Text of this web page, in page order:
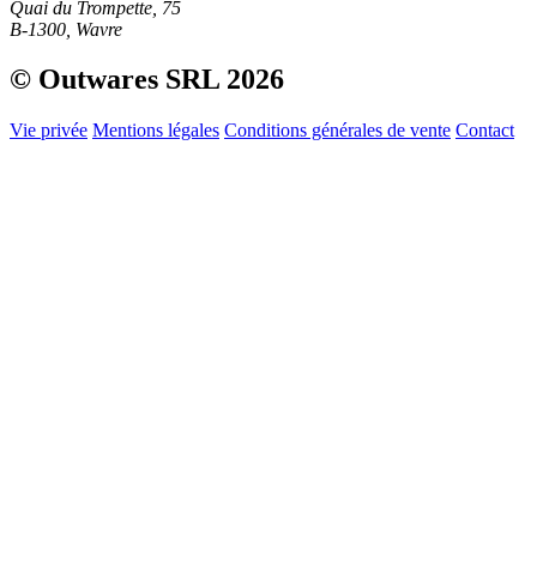
Quai du Trompette, 75
B-1300, Wavre
© Outwares SRL 2026
Vie privée Mentions légales Conditions générales de vente Contact